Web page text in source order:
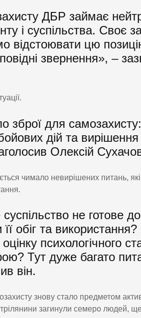
ДБР займає
і суспільства. Своє
відстоювати цю
звернення», –
зброї для
дій та вирішення
Олексій
чимало невирішених питань,
не готове
обіг та
психологічного
Тут дуже багато
він.
знову стало предметом
загинули семеро людей,